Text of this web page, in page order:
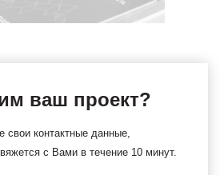
ваш проект?
свои контактные данные,
с Вами в течение 10 минут.